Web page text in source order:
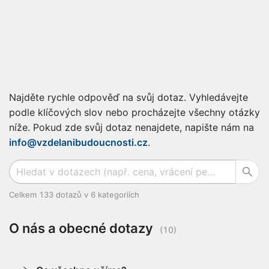
Najděte rychle odpověď na svůj dotaz. Vyhledávejte
podle klíčových slov nebo procházejte všechny otázky
níže. Pokud zde svůj dotaz nenajdete, napište nám na
info@vzdelanibudoucnosti.cz.
Celkem 133 dotazů v 6 kategoriích
O nás a obecné dotazy (10)